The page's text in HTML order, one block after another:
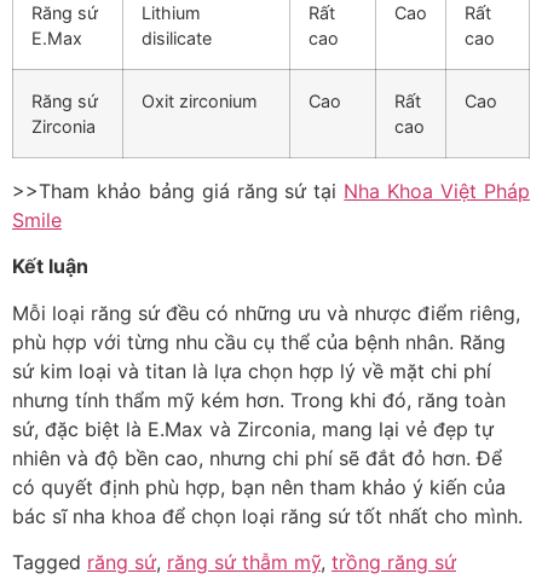
Răng sứ
E.Max
Lithium
disilicate
Rất
cao
Cao
Rất
cao
Răng sứ
Zirconia
Oxit zirconium Cao
Rất
cao
Cao
>>Tham khảo bảng giá răng sứ tại Nha Khoa Việt Pháp
Smile
Kết luận
Mỗi loại răng sứ đều có những ưu và nhược điểm riêng,
phù hợp với từng nhu cầu cụ thể của bệnh nhân. Răng
sứ kim loại và titan là lựa chọn hợp lý về mặt chi phí
nhưng tính thẩm mỹ kém hơn. Trong khi đó, răng toàn
sứ, đặc biệt là E.Max và Zirconia, mang lại vẻ đẹp tự
nhiên và độ bền cao, nhưng chi phí sẽ đắt đỏ hơn. Để
có quyết định phù hợp, bạn nên tham khảo ý kiến của
bác sĩ nha khoa để chọn loại răng sứ tốt nhất cho mình.
Tagged răng sứ, răng sứ thẫm mỹ, trồng răng sứ